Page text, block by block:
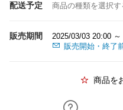
配送予定 商品の種類を選択
販売期間
2025/03/03 20:00
販売開始・終了
商品を